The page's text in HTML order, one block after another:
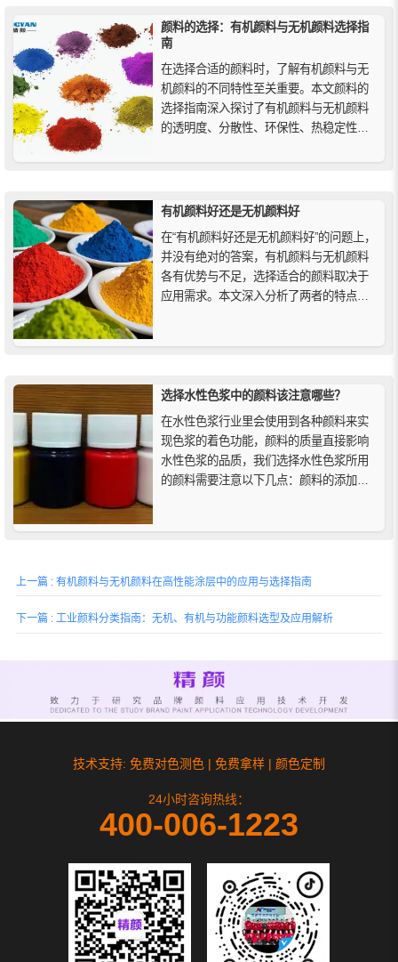
在材料选择阶段应该加以考虑。
颜料的选择：有机颜料与无机颜料选择指
南
在选择合适的颜料时，了解有机颜料与无
机颜料的不同特性至关重要。本文颜料的
选择指南深入探讨了有机颜料与无机颜料
的透明度、分散性、环保性、热稳定性、
有机颜料好还是无机颜料好
在“有机颜料好还是无机颜料好”的问题上，
并没有绝对的答案，有机颜料与无机颜料
各有优势与不足，选择适合的颜料取决于
应用需求。本文深入分析了两者的特点，
选择水性色浆中的颜料该注意哪些？
在水性色浆行业里会使用到各种颜料来实
现色浆的着色功能，颜料的质量直接影响
水性色浆的品质，我们选择水性色浆所用
的颜料需要注意以下几点：颜料的添加量
上一篇 : 有机颜料与无机颜料在高性能涂层中的应用与选择指南
下一篇 : 工业颜料分类指南：无机、有机与功能颜料选型及应用解析
技术支持: 免费对色测色 | 免费拿样 | 颜色定制
24小时咨询热线：
400-006-1223